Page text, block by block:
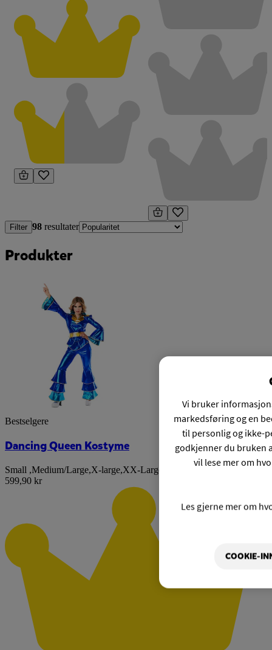
Filter 98 resultater
Produkter
Bestselgere
Dancing Queen Kostyme
Small ,Medium/Large,X-large,XX-Large
599,90 kr
Vi bruker
markedsføring og en
til personlig og ikke-
godkjenner du bruken
vil lese mer om
Les gjerne mer om
COOKIE-